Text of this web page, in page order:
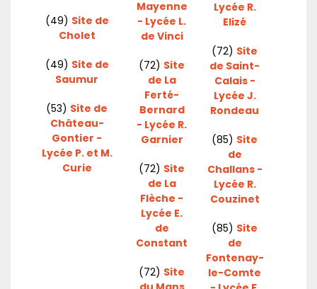
(49) Site de
Cholet
(49) Site de
Saumur
(53) Site de
Château-
Gontier -
Lycée P. et M.
Curie
Mayenne
- Lycée L.
de Vinci
(72) Site
de La
Ferté-
Bernard
- Lycée R.
Garnier
(72) Site
de La
Flèche -
Lycée E.
de
Constant
(72) Site
Lycée R.
Elizé
(72) Site
de Saint-
Calais -
Lycée J.
Rondeau
(85) Site
de
Challans -
Lycée R.
Couzinet
(85) Site
de
Fontenay-
le-Comte